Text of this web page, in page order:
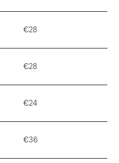
€28
€28
€24
€36